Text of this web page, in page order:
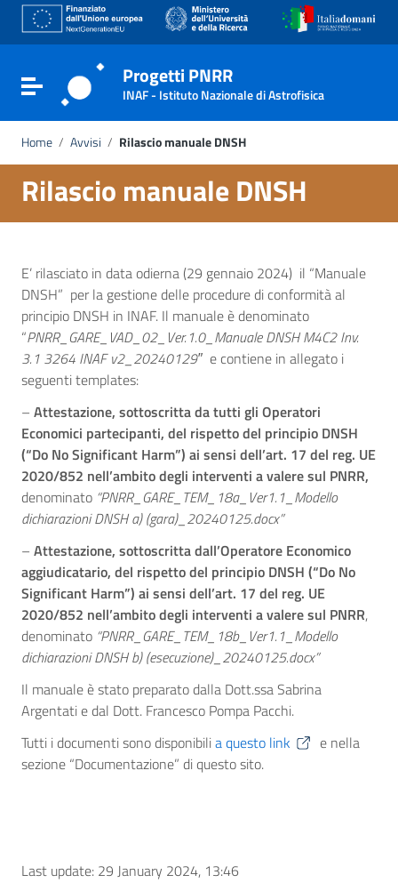
Go to content
Go to the navigation menu
Go to the footer
Toggle navigationProgetti PNRR
INAF - Istituto Nazionale di Astrofisica
Home / Avvisi / Rilascio manuale DNSH
Rilascio manuale DNSH
E’ rilasciato in data odierna (29 gennaio 2024) il “Manuale
DNSH” per la gestione delle procedure di conformità al
principio DNSH in INAF. Il manuale è denominato
“PNRR_GARE_VAD_02_Ver.1.0_Manuale DNSH M4C2 Inv.
3.1 3264 INAF v2_20240129″ e contiene in allegato i
seguenti templates:
– Attestazione, sottoscritta da tutti gli Operatori
Economici partecipanti, del rispetto del principio DNSH
(“Do No Significant Harm”) ai sensi dell’art. 17 del reg. UE
2020/852 nell’ambito degli interventi a valere sul PNRR,
denominato “PNRR_GARE_TEM_18a_Ver1.1_Modello
dichiarazioni DNSH a) (gara)_20240125.docx”
– Attestazione, sottoscritta dall’Operatore Economico
aggiudicatario, del rispetto del principio DNSH (“Do No
Significant Harm”) ai sensi dell’art. 17 del reg. UE
2020/852 nell’ambito degli interventi a valere sul PNRR,
denominato “PNRR_GARE_TEM_18b_Ver1.1_Modello
dichiarazioni DNSH b) (esecuzione)_20240125.docx”
Il manuale è stato preparato dalla Dott.ssa Sabrina
Argentati e dal Dott. Francesco Pompa Pacchi.
Tutti i documenti sono disponibilia questo link
e nella
sezione “Documentazione” di questo sito.
Last update: 29 January 2024, 13:46